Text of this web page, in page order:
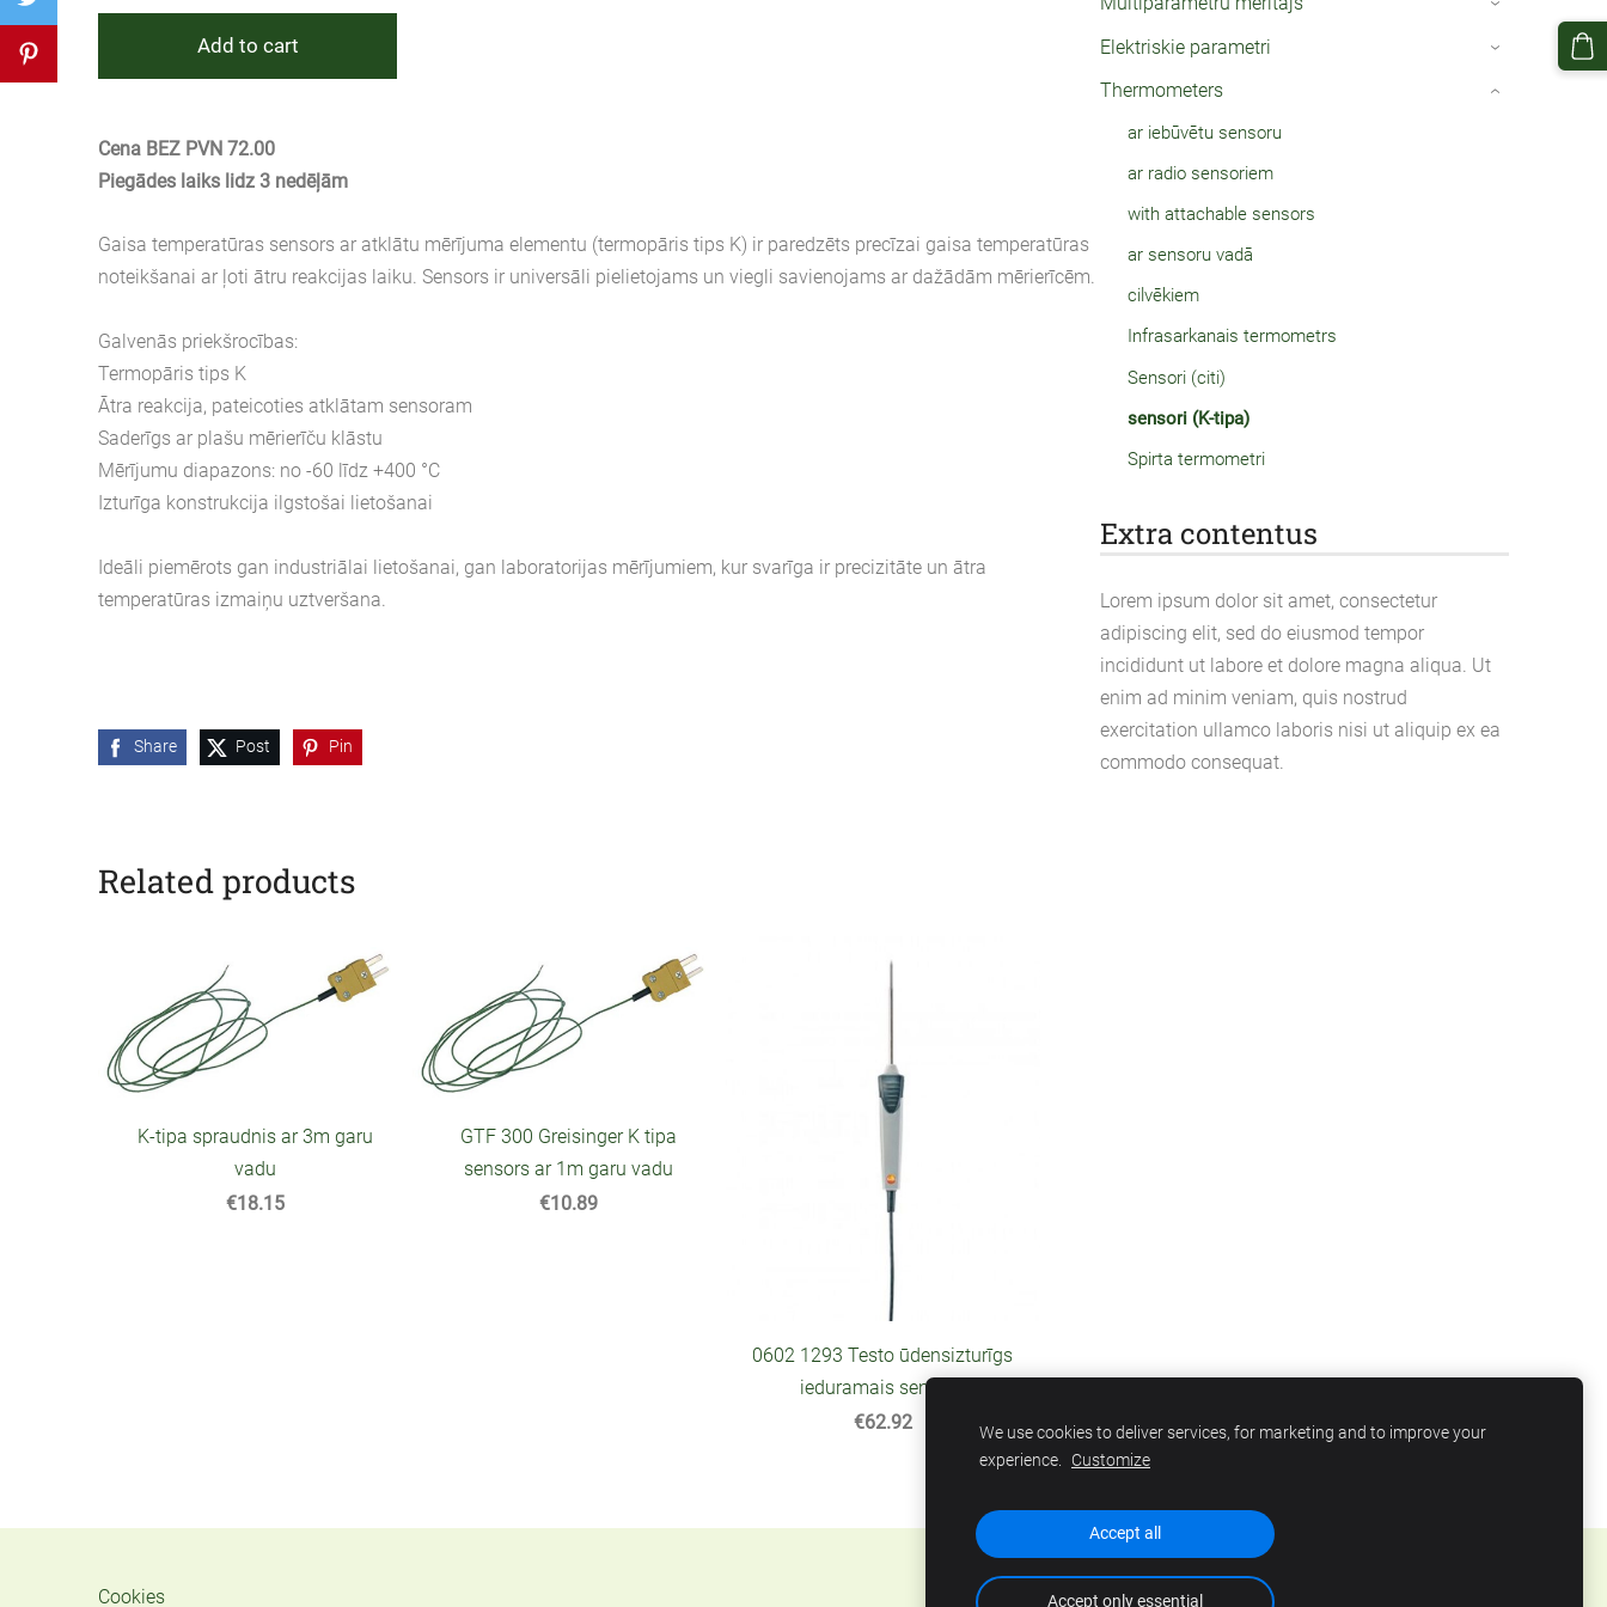
›
Elektriskie parametri ›
Thermometers
ar iebūvētu sensoru
ar radio sensoriem
with attachable sensors
ar sensoru vadā
cilvēkiem
Infrasarkanais termometrs
Sensori (citi)
sensori (K-tipa)
Spirta termometri
›
Extra contentus
Lorem ipsum dolor sit amet, consectetur
adipiscing elit, sed do eiusmod tempor
incididunt ut labore et dolore magna aliqua. Ut
enim ad minim veniam, quis nostrud
exercitation ullamco laboris nisi ut aliquip ex ea
commodo consequat.
Add to cart
Cena BEZ PVN 72.00
Piegādes laiks lidz 3 nedēļām
Gaisa temperatūras sensors ar atklātu mērījuma elementu (termopāris tips K) ir paredzēts precīzai gaisa temperatūras
noteikšanai ar ļoti ātru reakcijas laiku. Sensors ir universāli pielietojams un viegli savienojams ar dažādām mērierīcēm.
Galvenās priekšrocības:
Termopāris tips K
Ātra reakcija, pateicoties atklātam sensoram
Saderīgs ar plašu mērierīču klāstu
Mērījumu diapazons: no -60 līdz +400 °C
Izturīga konstrukcija ilgstošai lietošanai
Ideāli piemērots gan industriālai lietošanai, gan laboratorijas mērījumiem, kur svarīga ir precizitāte un ātra
temperatūras izmaiņu uztveršana.
Share Post Pin
Related products
K-tipa spraudnis ar 3m garu
vadu
€18.15
GTF 300 Greisinger K tipa
sensors ar 1m garu vadu
€10.89
0602 1293 Testo ūdensizturīgs
ieduramais sensors
€62.92
Cookies
We use cookies to deliver services, for marketing and to improve your
experience. Customize
Accept all
Accept only essential